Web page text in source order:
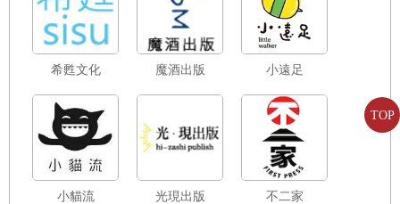
TOP
希甦文化 魔酒出版 小遠足
小貓流 光現出版 不二家